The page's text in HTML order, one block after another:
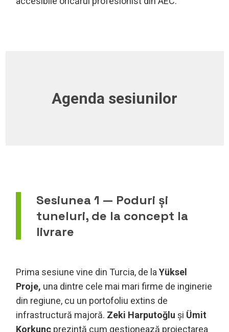
Agenda sesiunilor
Sesiunea 1 — Poduri și
tuneluri, de la concept la
livrare
Prima sesiune vine din Turcia, de la Yüksel
Proje, una dintre cele mai mari firme de inginerie
din regiune, cu un portofoliu extins de
infrastructură majoră. Zeki Harputoğlu și Ümit
Korkunçprezintă cum gestionează proiectarea